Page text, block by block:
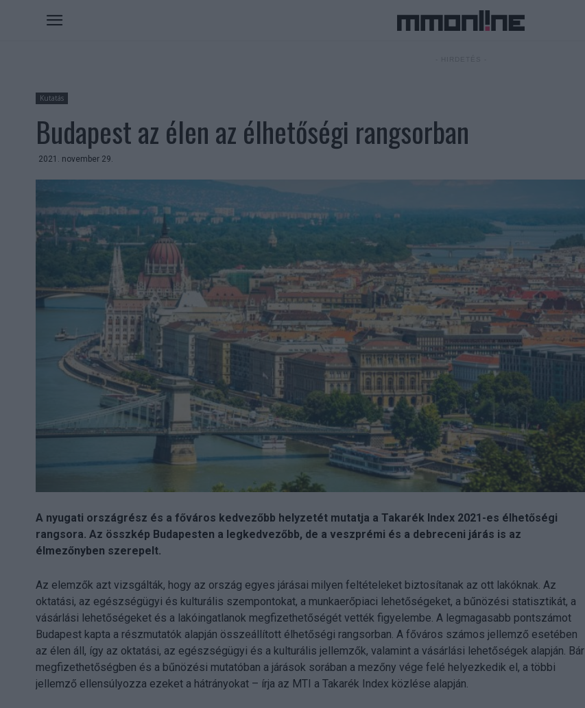
Kutatás
Budapest az élen az élhetőségi rangsorban
2021. november 29.
A nyugati országrész és a főváros kedvezőbb helyzetét mutatja a Takarék Index 2021-es élhetőségi
rangsora. Az összkép Budapesten a legkedvezőbb, de a veszprémi és a debreceni járás is az
élmezőnyben szerepelt.
Az elemzők azt vizsgálták, hogy az ország egyes járásai milyen feltételeket biztosítanak az ott lakóknak. Az
oktatási, az egészségügyi és kulturális szempontokat, a munkaerőpiaci lehetőségeket, a bűnözési statisztikát, a
vásárlási lehetőségeket és a lakóingatlanok megfizethetőségét vették figyelembe. A legmagasabb pontszámot
Budapest kapta a részmutatók alapján összeállított élhetőségi rangsorban. A főváros számos jellemző esetében
az élen áll, így az oktatási, az egészségügyi és a kulturális jellemzők, valamint a vásárlási lehetőségek alapján. Bár
megfizethetőségben és a bűnözési mutatóban a járások sorában a mezőny vége felé helyezkedik el, a többi
jellemző ellensúlyozza ezeket a hátrányokat – írja az MTI a Takarék Index közlése alapján.